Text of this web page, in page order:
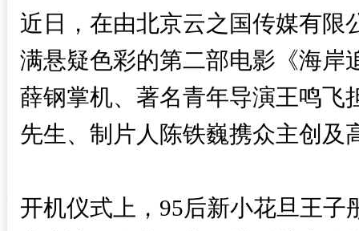
近日，在由北京云之国传媒有限
满悬疑色彩的第二部电影《海岸
薛钢掌机、著名⻘年导演王鸣飞
先生、制片人陈铁巍携众主创及
开机仪式上， 95后新小花旦王子